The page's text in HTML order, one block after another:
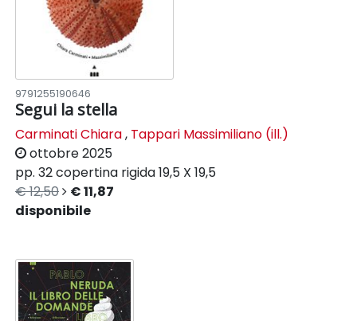
9791255190646
Segui la stella
Carminati Chiara, Tappari Massimiliano (ill.)
ottobre 2025
pp. 32copertina rigida19,5 X 19,5
€ 12,50
€ 11,87
disponibile